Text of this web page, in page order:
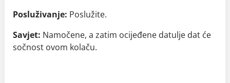
Posluživanje: Poslužite.
Savjet: Namočene, a zatim ocijeđene datulje dat će
sočnost ovom kolaču.